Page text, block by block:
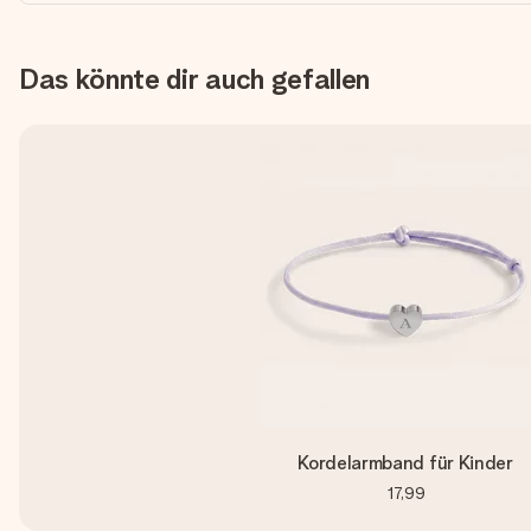
Das könnte dir auch gefallen
Kordelarmband für Kinder
17,99